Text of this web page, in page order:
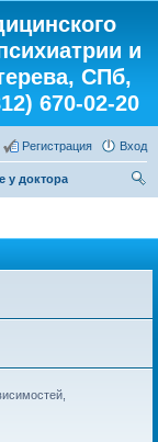
и
СПб,
670-02-20
Вход
Регистрация
у доктора